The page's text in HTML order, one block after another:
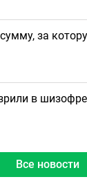
за
в
Все новости